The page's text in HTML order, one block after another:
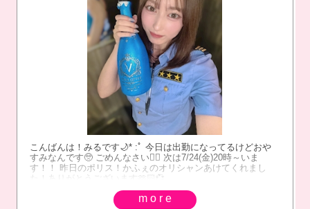
こんばんは！みるです🌙* :ﾟ 今日は出勤になってるけどおや
すみなんです🥺 ごめんなさい🙇‍♀️ 次は7/24(金)20時～いま
す！！ 昨日のポリス！かふぇのオリシャンあけてくれまし
た！ありがとうございます‪🫶🏻️💞
more